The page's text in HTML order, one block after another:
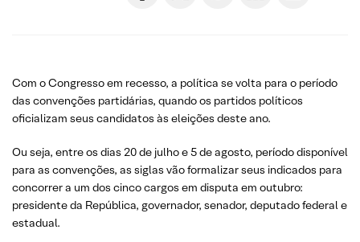
Com o Congresso em recesso, a política se volta para o período
das convenções partidárias, quando os partidos políticos
oficializam seus candidatos às eleições deste ano.
Ou seja, entre os dias 20 de julho e 5 de agosto, período disponível
para as convenções, as siglas vão formalizar seus indicados para
concorrer a um dos cinco cargos em disputa em outubro:
presidente da República, governador, senador, deputado federal e
estadual.